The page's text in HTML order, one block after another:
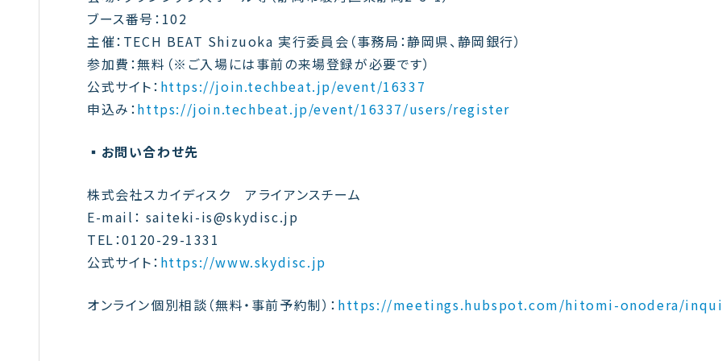
ブース番号：102
主催：TECH BEAT Shizuoka 実行委員会（事務局：静岡県、静岡銀行）
参加費：無料（※ご入場には事前の来場登録が必要です）
公式サイト： https://join.techbeat.jp/event/16337
申込み：https://join.techbeat.jp/event/16337/users/register
▪️お問い合わせ先
株式会社スカイディスク アライアンスチーム
E-mail： saiteki-is@skydisc.jp
TEL：0120-29-1331
公式サイト： https://www.skydisc.jp
オンライン個別相談 （無料・事前予約制） ： https://meetings.hubspot.com/hitomi-onodera/